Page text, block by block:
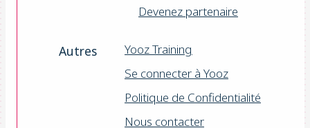
Devenez partenaire
Autres
Yooz Training
Se connecter à Yooz
Politique de Confidentialité
Nous contacter